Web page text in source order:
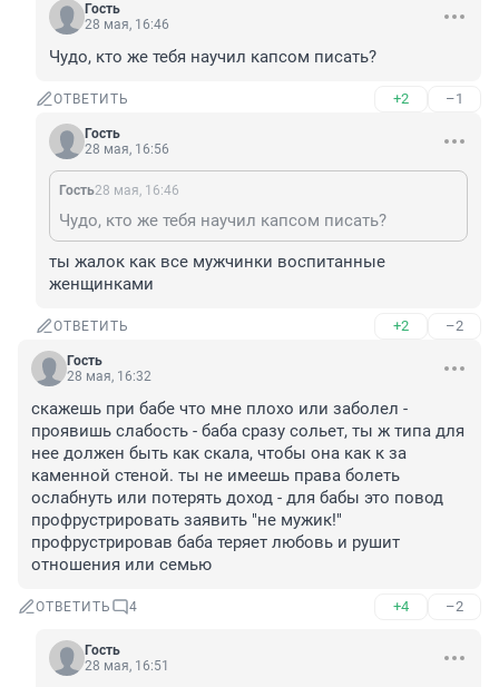
Гость
28 мая, 16:46
Чудо, кто же тебя научил капсом писать?
ОТВЕТИТЬ +2 –1
Гость
28 мая, 16:56
Гость28 мая, 16:46
Чудо, кто же тебя научил капсом писать?
ты жалок как все мужчинки воспитанные
женщинками
ОТВЕТИТЬ +2 –2
Гость
28 мая, 16:32
скажешь при бабе что мне плохо или заболел -
проявишь слабость - баба сразу сольет, ты ж типа для
нее должен быть как скала, чтобы она как к за
каменной стеной. ты не имеешь права болеть
ослабнуть или потерять доход - для бабы это повод
профрустрировать заявить "не мужик!"
профрустрировав баба теряет любовь и рушит
отношения или семью
ОТВЕТИТЬ 4 +4 –2
Гость
28 мая, 16:51